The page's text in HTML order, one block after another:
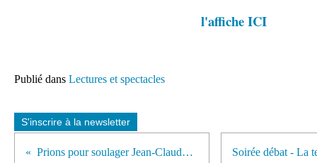
l'affiche ICI
Publié dans Lectures et spectacles
S'inscrire à la newsletter
Prions pour soulager Jean-Claude et Eliane Michot